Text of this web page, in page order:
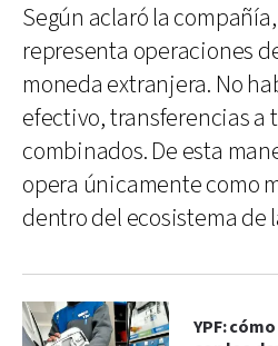
Según aclaró la
representa operaciones
moneda extranjera. No
efectivo, transferencias a
combinados. De esta
opera únicamente como
dentro del ecosistema de
YPF: